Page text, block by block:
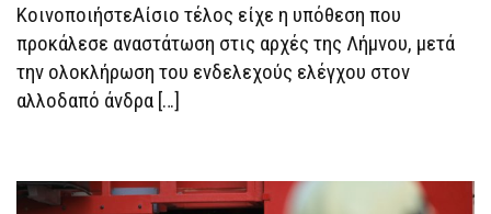
ΘΕΩΡΉΘΗΚΕ
ΎΠΟΠΤΟΣ
ΓΙΑ
ΚΑΤΑΣΚΟΠΕΊΑ
ΚοινοποιήστεΑίσιο τέλος είχε η υπόθεση που
προκάλεσε αναστάτωση στις αρχές της Λήμνου, μετά
την ολοκλήρωση του ενδελεχούς ελέγχου στον
αλλοδαπό άνδρα […]